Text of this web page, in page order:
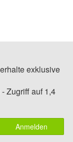
exklusive
Zugriff auf 1,4
Anmelden